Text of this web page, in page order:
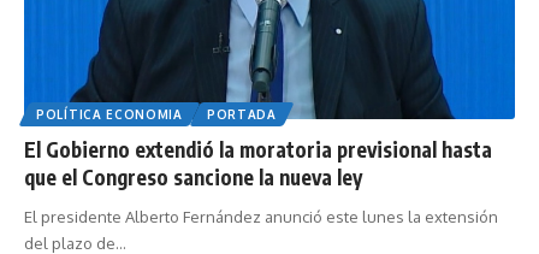
POLÍTICA ECONOMIA PORTADA
El Gobierno extendió la moratoria previsional hasta
que el Congreso sancione la nueva ley
El presidente Alberto Fernández anunció este lunes la extensión
del plazo de…